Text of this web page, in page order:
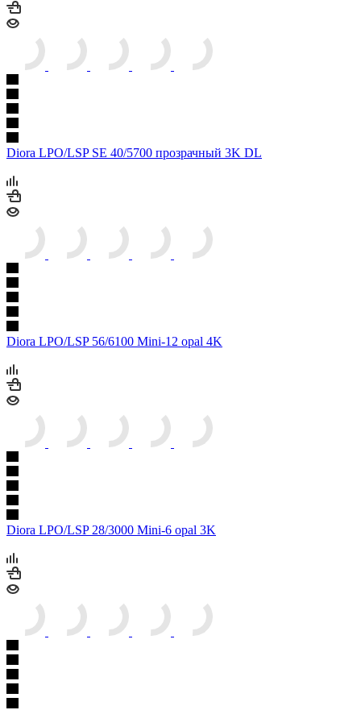
Diora LPO/LSP SE 40/5700 прозрачный 3K DL
Diora LPO/LSP 56/6100 Mini-12 opal 4K
Diora LPO/LSP 28/3000 Mini-6 opal 3K